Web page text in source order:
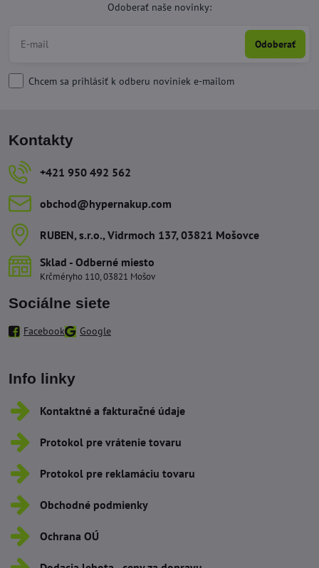
Odoberať naše novinky:
Odoberať
Chcem sa prihlásiť k odberu noviniek e-mailom
Kontakty
+421 950 492 562
obchod​@hypernakup​.com
RUBEN, s​.r​.o​., Vidrmoch 137, 03821 Mošovce
Sklad - Odberné miesto
Krčméryho 110, 03821 Mošov
Sociálne siete
Facebook Google
Info linky
Kontaktné a fakturačné údaje
Protokol pre vrátenie tovaru
Protokol pre reklamáciu tovaru
Obchodné podmienky
Ochrana OÚ